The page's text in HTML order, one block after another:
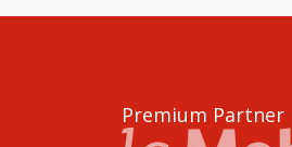
Premium Partner